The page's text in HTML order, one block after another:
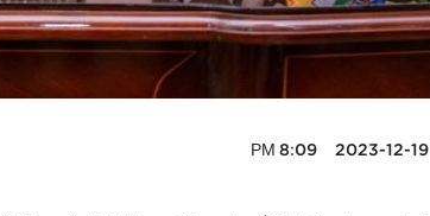
2023-12-19 8:09 PM